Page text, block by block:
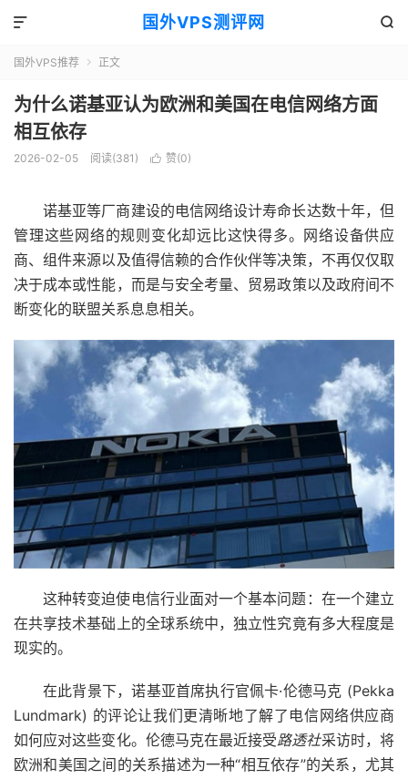
国外VPS测评网 

国外VPS推荐  正文
为什么诺基亚认为欧洲和美国在电信网络方面
相互依存
2026-02-05 阅读(381)  赞(0)
诺基亚等厂商建设的电信网络设计寿命长达数十年，但
管理这些网络的规则变化却远比这快得多。网络设备供应
商、组件来源以及值得信赖的合作伙伴等决策，不再仅仅取
决于成本或性能，而是与安全考量、贸易政策以及政府间不
断变化的联盟关系息息相关。
这种转变迫使电信行业面对一个基本问题：在一个建立
在共享技术基础上的全球系统中，独立性究竟有多大程度是
现实的。
在此背景下，诺基亚首席执行官佩卡·伦德马克 (Pekka
Lundmark) 的评论让我们更清晰地了解了电信网络供应商
如何应对这些变化。伦德马克在最近接受路透社采访时，将
欧洲和美国之间的关系描述为一种“相互依存”的关系，尤其